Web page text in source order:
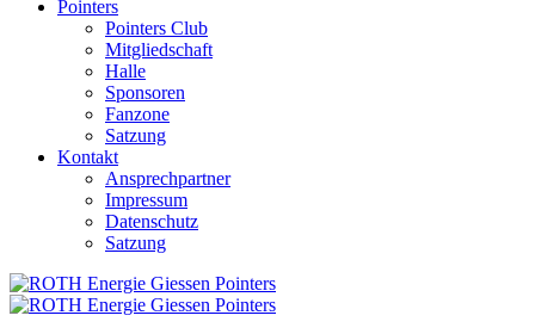
Pointers
Pointers Club
Mitgliedschaft
Halle
Sponsoren
Fanzone
Satzung
Kontakt
Ansprechpartner
Impressum
Datenschutz
Satzung